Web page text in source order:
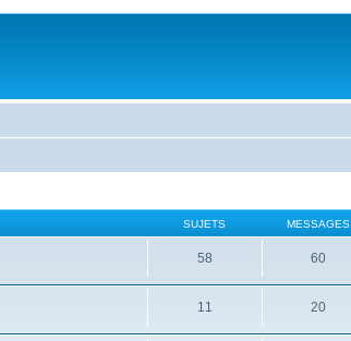
SUJETS MESSAGES
58 60
11 20